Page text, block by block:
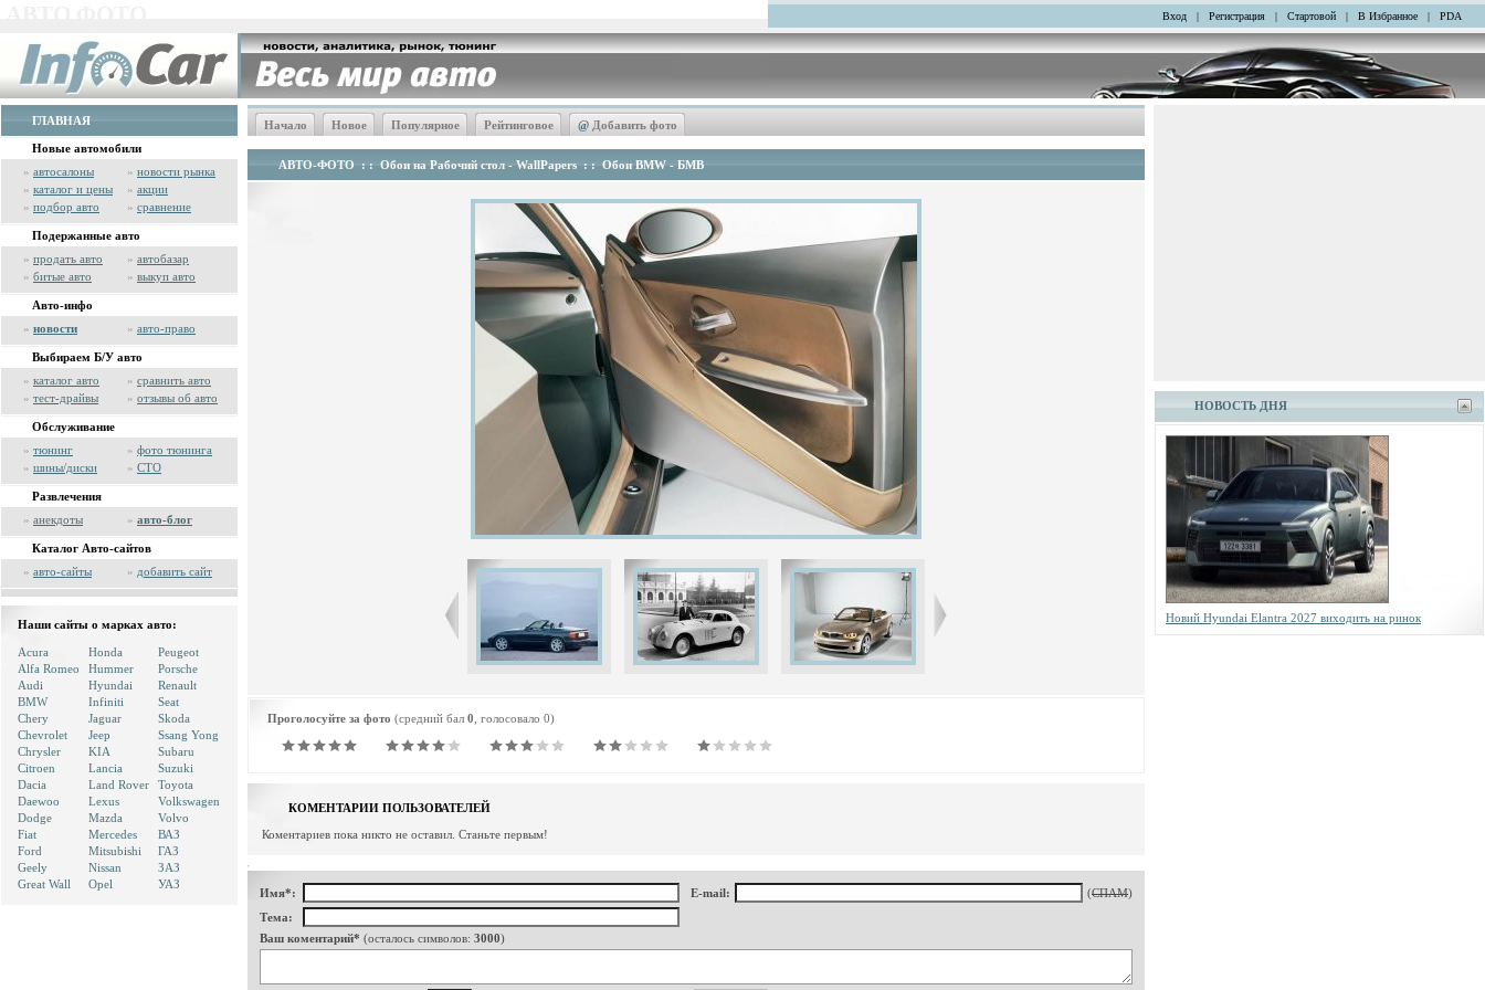
Вход | Регистрация | Стартовой | В Избранное | PDA
ГЛАВНАЯ
Новые автомобили
» автосалоны » новости рынка
» каталог и цены » акции
» подбор авто » сравнение
Подержанные авто
» продать авто » автобазар
» битые авто » выкуп авто
Авто-инфо
» новости » авто-право
Выбираем Б/У авто
» каталог авто » сравнить авто
» тест-драйвы » отзывы об авто
Обслуживание
» тюнинг » фото тюнинга
» шины/диски » СТО
Развлечения
» анекдоты » авто-блог
Каталог Авто-сайтов
» авто-сайты » добавить сайт
Наши сайты о марках авто:
Acura
Alfa Romeo
Audi
BMW
Chery
Chevrolet
Chrysler
Citroen
Dacia
Daewoo
Dodge
Fiat
Ford
Geely
Great Wall
Honda
Hummer
Hyundai
Infiniti
Jaguar
Jeep
KIA
Lancia
Land Rover
Lexus
Mazda
Mercedes
Mitsubishi
Nissan
Opel
Peugeot
Porsche
Renault
Seat
Skoda
Ssang Yong
Subaru
Suzuki
Toyota
Volkswagen
Volvo
ВАЗ
ГАЗ
ЗАЗ
УАЗ
Начало Новое Популярное Рейтинговое @ Добавить фото
АВТО-ФОТО : : Обои на Рабочий стол - WallPapers : : Обои BMW - БМВ
Проголосуйте за фото (средний бал 0 , голосовало 0)
КОМЕНТАРИИ ПОЛЬЗОВАТЕЛЕЙ
Коментариев пока никто не оставил. Станьте первым!
Имя*: E-mail: (СПАМ)
Тема:
Ваш коментарий* (осталось символов: 3000)
НОВОСТЬ ДНЯ
Новий Hyundai Elantra 2027 виходить на ринок